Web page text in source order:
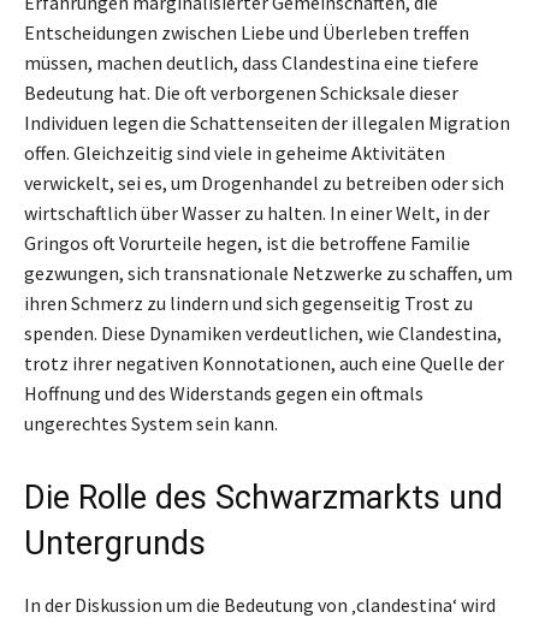
Entscheidungen zwischen Liebe und Überleben treffen
müssen, machen deutlich, dass Clandestina eine tiefere
Bedeutung hat. Die oft verborgenen Schicksale dieser
Individuen legen die Schattenseiten der illegalen Migration
offen. Gleichzeitig sind viele in geheime Aktivitäten
verwickelt, sei es, um Drogenhandel zu betreiben oder sich
wirtschaftlich über Wasser zu halten. In einer Welt, in der
Gringos oft Vorurteile hegen, ist die betroffene Familie
gezwungen, sich transnationale Netzwerke zu schaffen, um
ihren Schmerz zu lindern und sich gegenseitig Trost zu
spenden. Diese Dynamiken verdeutlichen, wie Clandestina,
trotz ihrer negativen Konnotationen, auch eine Quelle der
Hoffnung und des Widerstands gegen ein oftmals
ungerechtes System sein kann.
Die Rolle des Schwarzmarkts und
Untergrunds
In der Diskussion um die Bedeutung von ‚clandestina‘ wird